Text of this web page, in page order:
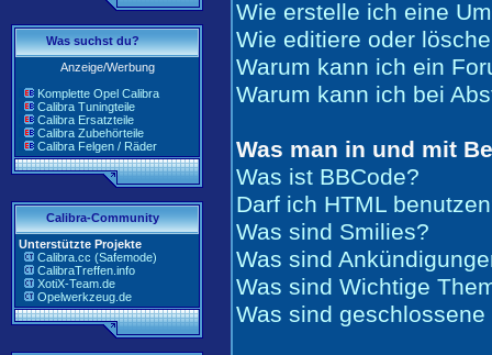
Was suchst du?
Anzeige/Werbung
Komplette Opel Calibra
Calibra Tuningteile
Calibra Ersatzteile
Calibra Zubehörteile
Calibra Felgen / Räder
Calibra-Community
Unterstützte Projekte
Calibra.cc (Safemode)
CalibraTreffen.info
XotiX-Team.de
Opelwerkzeug.de
Wie erstelle ich eine
Wie editiere oder
Warum kann ich ein
Warum kann ich bei
Was man in und mit
Was ist BBCode?
Darf ich HTML
Was sind Smilies?
Was sind
Was sind Wichtige
Was sind